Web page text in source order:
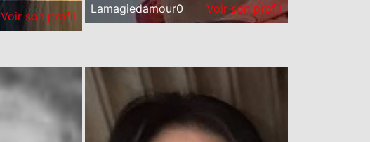
Voir son profil
Lamagiedamour0 Voir son profil